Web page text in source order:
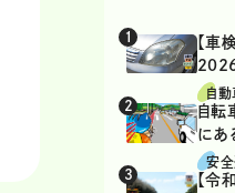
【車
自動
自転
にあ
は、
安
【令